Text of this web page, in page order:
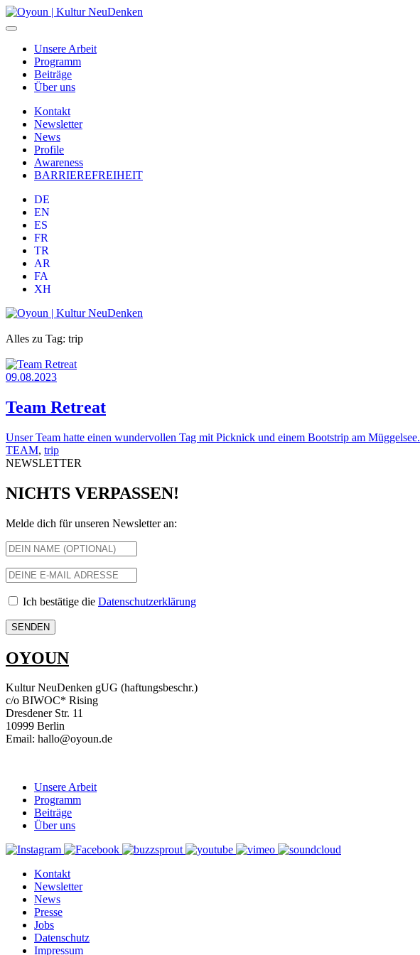
Unsere Arbeit
Programm
Beiträge
Über uns
Kontakt
Newsletter
News
Profile
Awareness
BARRIEREFREIHEIT
DE
EN
ES
FR
TR
AR
FA
XH
Alles zu Tag: trip
09.08.2023
Team Retreat
Unser Team hatte einen wundervollen Tag mit Picknick und einem Bootstrip am Müggelsee.
TEAM, trip
NEWSLETTER
NICHTS VERPASSEN!
Melde dich für unseren Newsletter an:
Ich bestätige die Datenschutzerklärung
OYOUN
Kultur NeuDenken gUG (haftungsbeschr.)
c/o BIWOC* Rising
Dresdener Str. 11
10999 Berlin
Email: hallo@oyoun.de
Unsere Arbeit
Programm
Beiträge
Über uns
Kontakt
Newsletter
News
Presse
Jobs
Datenschutz
Impressum